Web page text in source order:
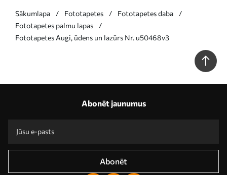
Sākumlapa Fototapetes
Fototapetes daba
Fototapetes palmu lapas
Fototapetes Augi, ūdens un lazūrs Nr. u50468v3
Abonēt jaunumus
Abonēt